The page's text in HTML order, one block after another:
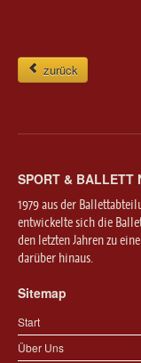
zurück
SPORT & BALLETT
1979 aus der
entwickelte sich die
den letzten Jahren zu
darüber hinaus.
Sitemap
Start
Über Uns